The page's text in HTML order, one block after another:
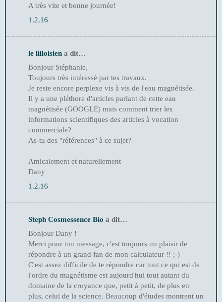
A très vite et bonne journée!
1.2.16
le lilloisien a dit…
Bonjour Stéphanie,
Toujours très intéressé par tes travaux.
Je reste encore perplexe vis à vis de l'eau magnétisée.
Il y a une pléthore d'articles parlant de cette eau
magnétisée (GOOGLE) mais comment trier les
informations scientifiques des articles à vocation
commerciale?
As-tu des "références" à ce sujet?
Amicalement et naturellement
Dany
1.2.16
Steph Cosmessence Bio a dit…
Bonjour Dany !
Merci pour ton message, c'est toujours un plaisir de
répondre à un grand fan de mon calculateur !! ;-)
C'est assez difficile de te répondre car tout ce qui est de
l'ordre du magnétisme est aujourd'hui tout autant du
domaine de la croyance que, petit à petit, de plus en
plus, celui de la science. Beaucoup d'études montrent un